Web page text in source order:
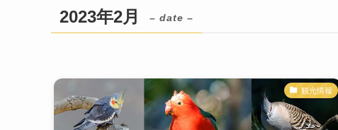
2023年2月 – date –
観光情報